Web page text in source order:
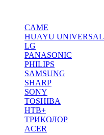
CAME
HUAYU UNIVERSAL
LG
PANASONIC
PHILIPS
SAMSUNG
SHARP
SONY
TOSHIBA
НТВ+
ТРИКОЛОР
ACER